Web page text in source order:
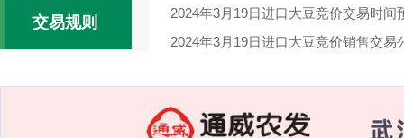
交易规则
2024年3月19日进口大豆竞价交易时间
2024年3月19日进口大豆竞价销售交易